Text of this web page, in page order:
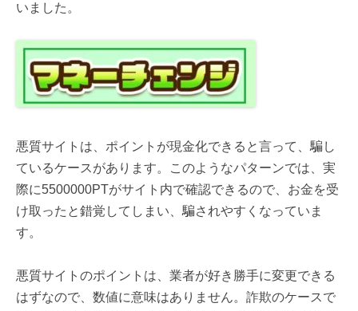
いました。
悪質サイトは、ポイントが現金化できると言って、騙し
ているケースがあります。このようなパターンでは、実
際に5500000PTがサイト内で確認できるので、お金を受
け取ったと錯覚してしまい、騙されやすくなっていま
す。
悪質サイトのポイントは、業者が好き勝手に変更できる
はずなので、数値に意味はありません。詐欺のケースで